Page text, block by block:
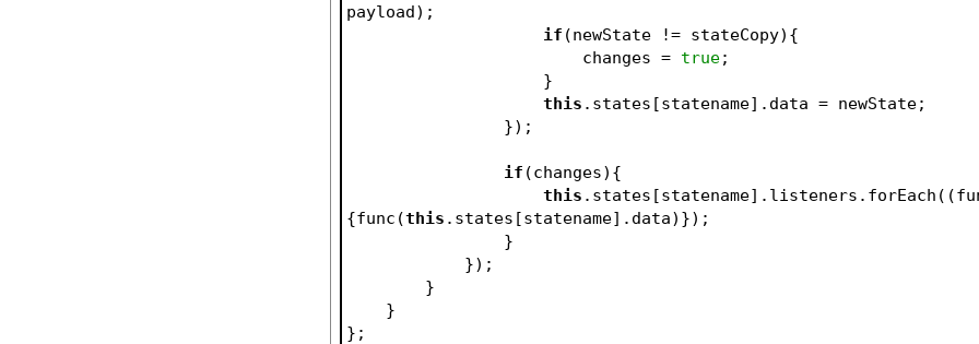
payload);
if (newState != stateCopy){
                        changes =
true;
                    }
this .states[statename].data = newState;
                });
if (changes){
this
{func(this .states[statename].data)});
                }
            });
        }
    }
};